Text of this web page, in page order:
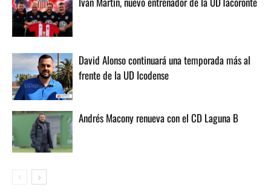
David Alonso continuará una temporada más al
frente de la UD Icodense
Andrés Macony renueva con el CD Laguna B